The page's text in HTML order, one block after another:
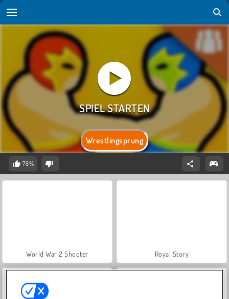
Wrestlingsprung
78%
World War 2 Shooter Royal Story